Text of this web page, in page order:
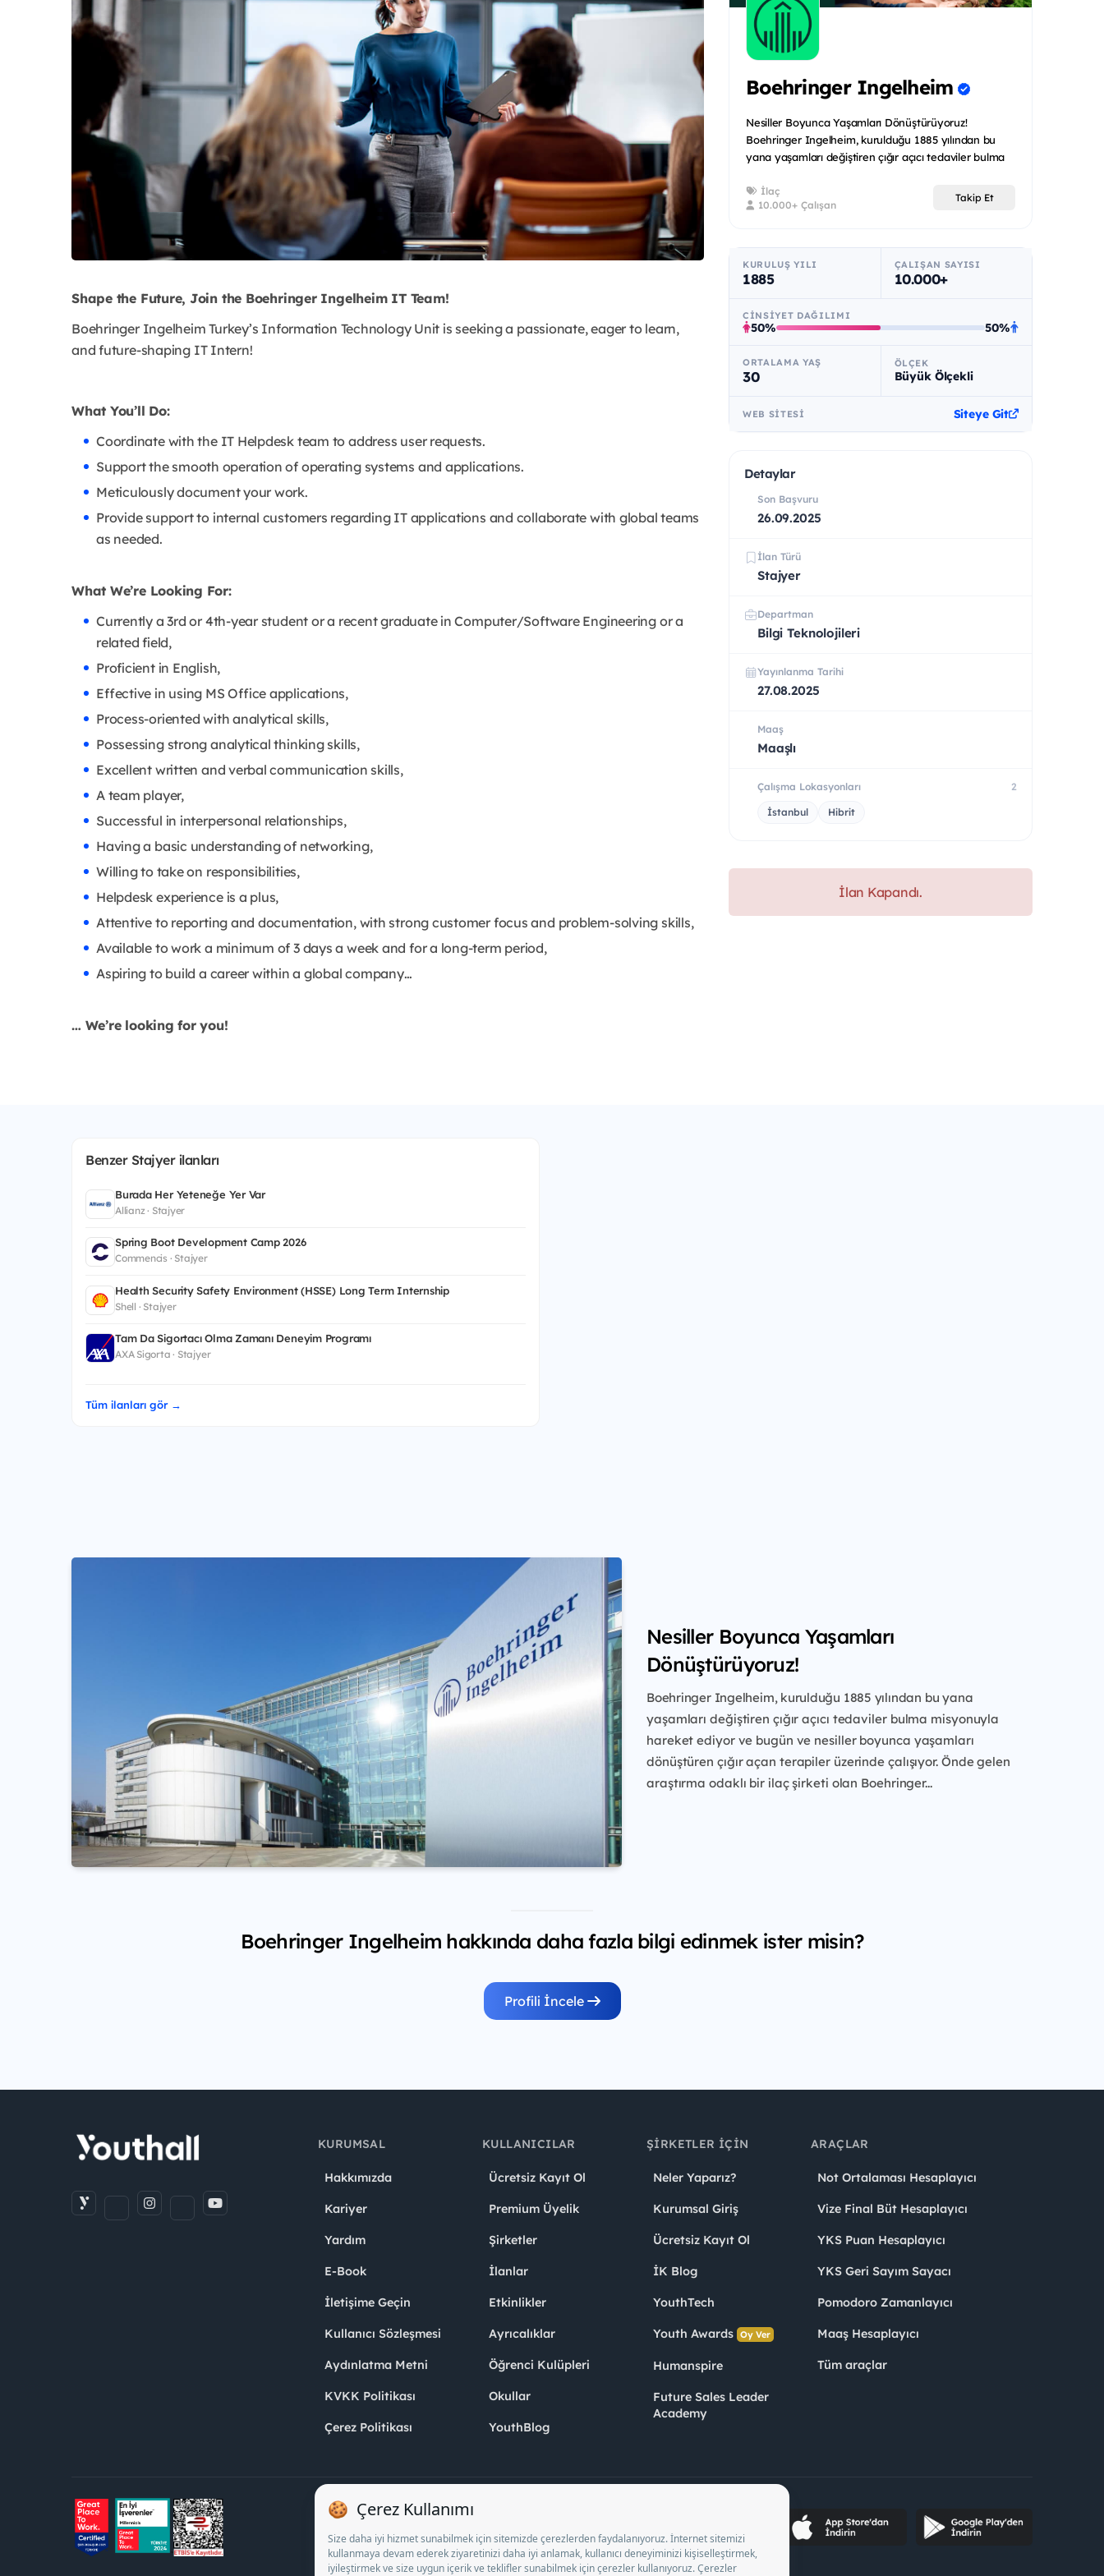
Shape the Future, Join the Boehringer Ingelheim IT Team!
Boehringer Ingelheim Turkey’s Information Technology Unit is seeking a passionate, eager to learn,
and future-shaping IT Intern!
What You’ll Do:
Coordinate with the IT Helpdesk team to address user requests.
Support the smooth operation of operating systems and applications.
Meticulously document your work.
Provide support to internal customers regarding IT applications and collaborate with global teams
as needed.
What We’re Looking For:
Currently a 3rd or 4th-year student or a recent graduate in Computer/Software Engineering or a
related field,
Proficient in English,
Effective in using MS Office applications,
Process-oriented with analytical skills,
Possessing strong analytical thinking skills,
Excellent written and verbal communication skills,
A team player,
Successful in interpersonal relationships,
Having a basic understanding of networking,
Willing to take on responsibilities,
Helpdesk experience is a plus,
Attentive to reporting and documentation, with strong customer focus and problem-solving skills,
Available to work a minimum of 3 days a week and for a long-term period,
Aspiring to build a career within a global company…
… We’re looking for you!
Boehringer Ingelheim
Nesiller Boyunca Yaşamları Dönüştürüyoruz!
Boehringer Ingelheim, kurulduğu 1885 yılından bu
yana yaşamları değiştiren çığır açıcı tedaviler bulma
İlaç
10.000+ Çalışan
Takip Et
KURULUŞ YILI
1885
ÇALIŞAN SAYISI
10.000+
CINSIYET DAĞILIMI
50% 50%
ORTALAMA YAŞ
30
ÖLÇEK
Büyük Ölçekli
WEB SITESI Siteye Git
Detaylar
Son Başvuru
26.09.2025
İlan Türü
Stajyer
Departman
Bilgi Teknolojileri
Yayınlanma Tarihi
27.08.2025
Maaş
Maaşlı
Çalışma Lokasyonları 2
İstanbul Hibrit
İlan Kapandı.
Benzer Stajyer ilanları
Burada Her Yeteneğe Yer Var
Allianz · Stajyer
Spring Boot Development Camp 2026
Commencis · Stajyer
Health Security Safety Environment (HSSE) Long Term Internship
Shell · Stajyer
Tam Da Sigortacı Olma Zamanı Deneyim Programı
AXA Sigorta · Stajyer
Tüm ilanları gör →
Nesiller Boyunca Yaşamları
Dönüştürüyoruz!
Boehringer Ingelheim, kurulduğu 1885 yılından bu yana
yaşamları değiştiren çığır açıcı tedaviler bulma misyonuyla
hareket ediyor ve bugün ve nesiller boyunca yaşamları
dönüştüren çığır açan terapiler üzerinde çalışıyor. Önde gelen
araştırmaodaklı bir ilaç şirketi olan Boehringer...
Boehringer Ingelheim hakkında daha fazla bilgi edinmek ister misin?
Profili İncele
KURUMSAL
Hakkımızda
Kariyer
Yardım
E-Book
İletişime Geçin
Kullanıcı Sözleşmesi
Aydınlatma Metni
KVKK Politikası
Çerez Politikası
KULLANICILAR
Ücretsiz Kayıt Ol
Premium Üyelik
Şirketler
İlanlar
Etkinlikler
Ayrıcalıklar
Öğrenci Kulüpleri
Okullar
YouthBlog
ŞIRKETLER İÇIN
Neler Yaparız?
Kurumsal Giriş
Ücretsiz Kayıt Ol
İK Blog
YouthTech
Youth Awards Oy Ver
Humanspire
Future Sales Leader
Academy
ARAÇLAR
Not Ortalaması Hesaplayıcı
Vize Final Büt Hesaplayıcı
YKS Puan Hesaplayıcı
YKS Geri Sayım Sayacı
Pomodoro Zamanlayıcı
Maaş Hesaplayıcı
Tüm araçlar